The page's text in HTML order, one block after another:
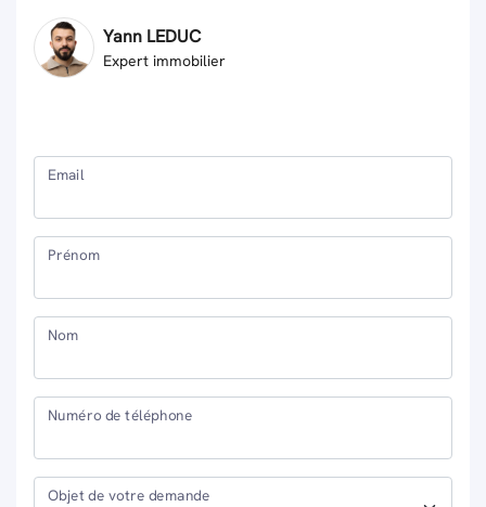
Yann LEDUC
Expert immobilier
Email
Prénom
Nom
Numéro de téléphone
Objet de votre demande